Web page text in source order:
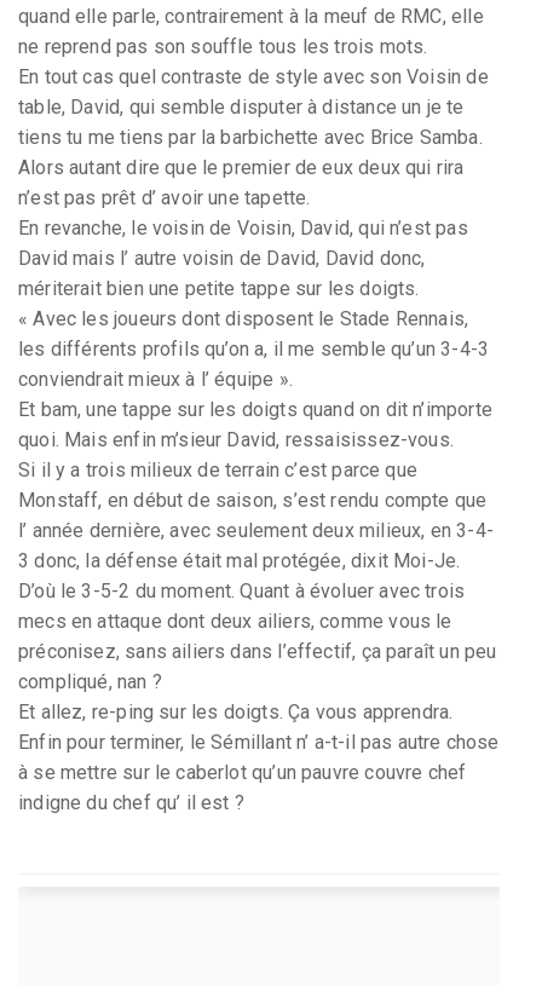
quand elle parle, contrairement à la meuf de RMC, elle
ne reprend pas son souffle tous les trois mots.
En tout cas quel contraste de style avec son Voisin de
table, David, qui semble disputer à distance un je te
tiens tu me tiens par la barbichette avec Brice Samba.
Alors autant dire que le premier de eux deux qui rira
n’est pas prêt d’ avoir une tapette.
En revanche, le voisin de Voisin, David, qui n’est pas
David mais l’ autre voisin de David, David donc,
mériterait bien une petite tappe sur les doigts.
« Avec les joueurs dont disposent le Stade Rennais,
les différents profils qu’on a, il me semble qu’un 3-4-3
conviendrait mieux à l’ équipe ».
Et bam, une tappe sur les doigts quand on dit n’importe
quoi. Mais enfin m’sieur David, ressaisissez-vous.
Si il y a trois milieux de terrain c’est parce que
Monstaff, en début de saison, s’est rendu compte que
l’ année dernière, avec seulement deux milieux, en 3-4-
3 donc, la défense était mal protégée, dixit Moi-Je.
D’où le 3-5-2 du moment. Quant à évoluer avec trois
mecs en attaque dont deux ailiers, comme vous le
préconisez, sans ailiers dans l’effectif, ça paraît un peu
compliqué, nan ?
Et allez, re-ping sur les doigts. Ça vous apprendra.
Enfin pour terminer, le Sémillant n’ a-t-il pas autre chose
à se mettre sur le caberlot qu’un pauvre couvre chef
indigne du chef qu’ il est ?